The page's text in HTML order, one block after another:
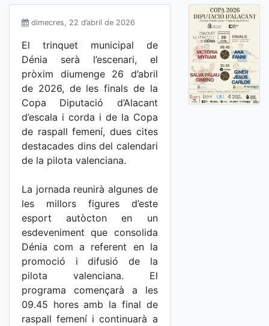
dimecres, 22 d’abril de 2026
El trinquet municipal de
Dénia serà l’escenari, el
pròxim diumenge 26 d’abril
de 2026, de les finals de la
Copa Diputació d’Alacant
d’escala i corda i de la Copa
de raspall femení, dues cites
destacades dins del calendari
de la pilota valenciana.
La jornada reunirà algunes de
les millors figures d’este
esport autòcton en un
esdeveniment que consolida
Dénia com a referent en la
promoció i difusió de la
pilota valenciana. El
programa començarà a les
09.45 hores amb la final de
raspall femení i continuarà a